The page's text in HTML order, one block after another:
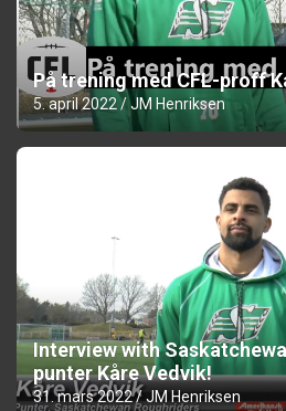
På trening med CFL-proff
5. april 2022 JM Henriksen
Interview with
punter Kåre Vedvik!
31. mars 2022 JM Henriksen